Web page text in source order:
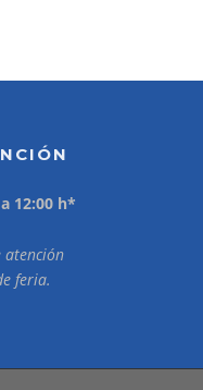
12:00 h*
atención
feria.